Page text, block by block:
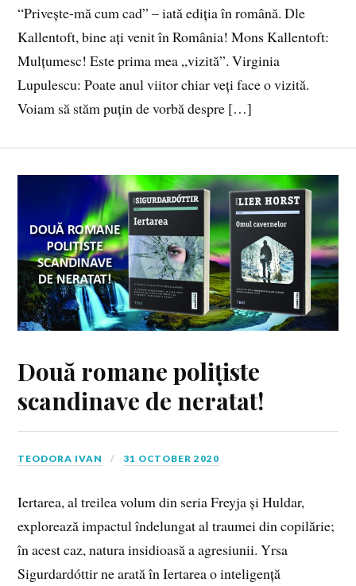
“Privește-mă cum cad” – iată ediția în română. Dle
Kallentoft, bine ați venit în România! Mons Kallentoft:
Mulțumesc! Este prima mea „vizită”. Virginia
Lupulescu: Poate anul viitor chiar veți face o vizită.
Voiam să stăm puțin de vorbă despre […]
Două romane polițiste
scandinave de neratat!
TEODORA IVAN 31 OCTOBER 2020
Iertarea, al treilea volum din seria Freyja și Huldar,
explorează impactul îndelungat al traumei din copilărie;
în acest caz, natura insidioasă a agresiunii. Yrsa
Sigurdardóttir ne arată în Iertarea o inteligență